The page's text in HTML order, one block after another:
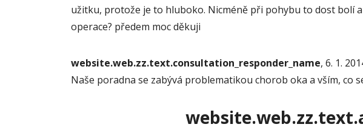
užitku, protože je to hluboko. Nicméně při pohybu to dost bolí
operace? předem moc děkuji
website.web.zz.text.consultation_responder_name, 6. 1.
Naše poradna se zabývá problematikou chorob oka a vším, co